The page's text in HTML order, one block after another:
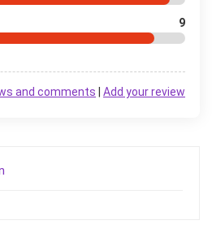
9
Add your review
and comments